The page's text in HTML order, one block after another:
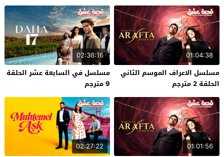
01:04:38
مسلسل الاعراف الموسم الثاني
الحلقة 2 مترجم
02:36:16
مسلسل في السابعة عشر الحلقة
9 مترجم
01:01:56
02:27:22